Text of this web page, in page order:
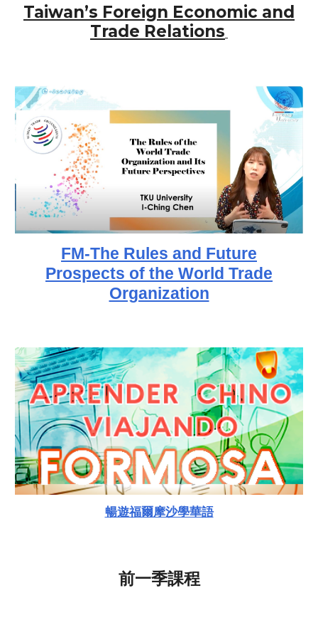
Taiwan’s Foreign Economic and
Trade Relations
FM-The Rules and Future
Prospects of the World Trade
Organization
暢遊福爾摩沙學華語
前一季課程